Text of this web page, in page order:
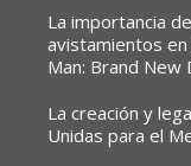
La importancia
avistamientos
Man: Brand New
La creación y
Unidas para el